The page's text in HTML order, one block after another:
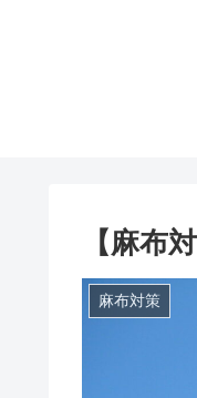
【麻布
麻布対策